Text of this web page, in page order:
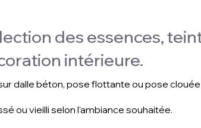
des essences,
intérieure.
dalle béton, pose flottante ou pose
ou vieilli selon l'ambiance souhaitée.